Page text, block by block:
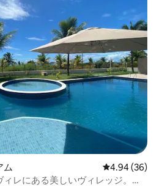
ム レビュー36
4.94 (36)
レにある美しいヴィレッジ。